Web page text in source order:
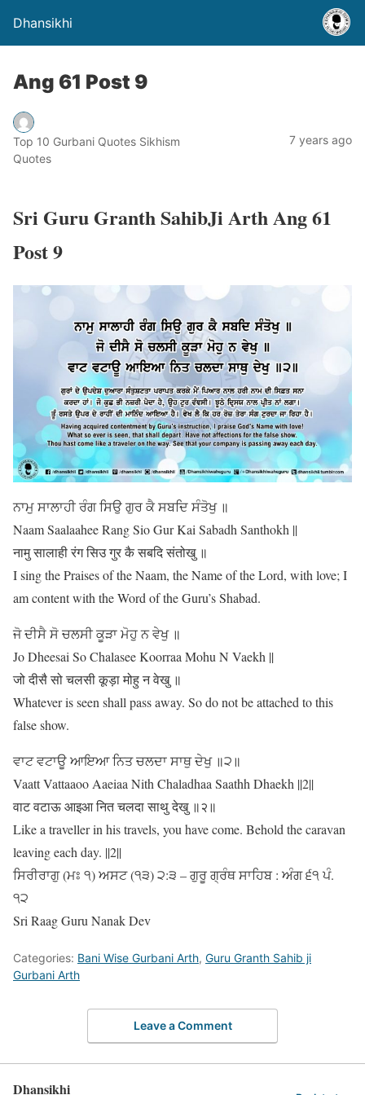
Dhansikhi
Ang 61 Post 9
Top 10 Gurbani Quotes Sikhism
Quotes
7 years ago
Sri Guru Granth SahibJi Arth Ang 61
Post 9
ਨਾਮੁ ਸਾਲਾਹੀ ਰੰਗ ਸਿਉ ਗੁਰ ਕੈ ਸਬਦਿ ਸੰਤੋਖੁ ॥
Naam Saalaahee Rang Sio Gur Kai Sabadh Santhokh ||
नामु सालाही रंग सिउ गुर कै सबदि संतोखु ॥
I sing the Praises of the Naam, the Name of the Lord, with love; I
am content with the Word of the Guru’s Shabad.
ਜੋ ਦੀਸੈ ਸੋ ਚਲਸੀ ਕੂੜਾ ਮੋਹੁ ਨ ਵੇਖੁ ॥
Jo Dheesai So Chalasee Koorraa Mohu N Vaekh ||
जो दीसै सो चलसी कूड़ा मोहु न वेखु ॥
Whatever is seen shall pass away. So do not be attached to this
false show.
ਵਾਟ ਵਟਾਊ ਆਇਆ ਨਿਤ ਚਲਦਾ ਸਾਥੁ ਦੇਖੁ ॥੨॥
Vaatt Vattaaoo Aaeiaa Nith Chaladhaa Saathh Dhaekh ||2||
वाट वटाऊ आइआ नित चलदा साथु देखु ॥२॥
Like a traveller in his travels, you have come. Behold the caravan
leaving each day. ||2||
ਸਿਰੀਰਾਗੁ (ਮਃ ੧) ਅਸਟ (੧੩) ੨:੩ – ਗੁਰੂ ਗ੍ਰੰਥ ਸਾਹਿਬ : ਅੰਗ ੬੧ ਪੰ.
੧੨
Sri Raag Guru Nanak Dev
Categories: Bani Wise Gurbani Arth, Guru Granth Sahib ji
Gurbani Arth
Leave a Comment
Dhansikhi